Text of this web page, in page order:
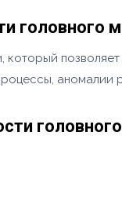
головного
аномалии